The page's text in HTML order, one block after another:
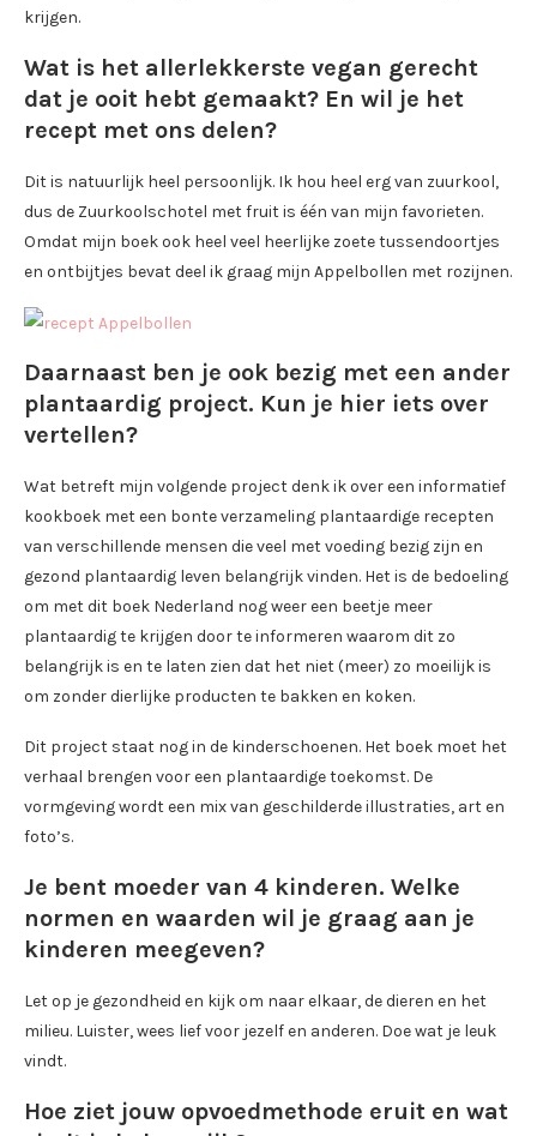
krijgen.
Wat is het allerlekkerste vegan gerecht
dat je ooit hebt gemaakt? En wil je het
recept met ons delen?
Dit is natuurlijk heel persoonlijk. Ik hou heel erg van zuurkool,
dus de Zuurkoolschotel met fruit is één van mijn favorieten.
Omdat mijn boek ook heel veel heerlijke zoete tussendoortjes
en ontbijtjes bevat deel ik graag mijn Appelbollen met rozijnen.
Daarnaast ben je ook bezig met een ander
plantaardig project. Kun je hier iets over
vertellen?
Wat betreft mijn volgende project denk ik over een informatief
kookboek met een bonte verzameling plantaardige recepten
van verschillende mensen die veel met voeding bezig zijn en
gezond plantaardig leven belangrijk vinden. Het is de bedoeling
om met dit boek Nederland nog weer een beetje meer
plantaardig te krijgen door te informeren waarom dit zo
belangrijk is en te laten zien dat het niet (meer) zo moeilijk is
om zonder dierlijke producten te bakken en koken.
Dit project staat nog in de kinderschoenen. Het boek moet het
verhaal brengen voor een plantaardige toekomst. De
vormgeving wordt een mix van geschilderde illustraties, art en
foto’s.
Je bent moeder van 4 kinderen. Welke
normen en waarden wil je graag aan je
kinderen meegeven?
Let op je gezondheid en kijk om naar elkaar, de dieren en het
milieu. Luister, wees lief voor jezelf en anderen. Doe wat je leuk
vindt.
Hoe ziet jouw opvoedmethode eruit en wat